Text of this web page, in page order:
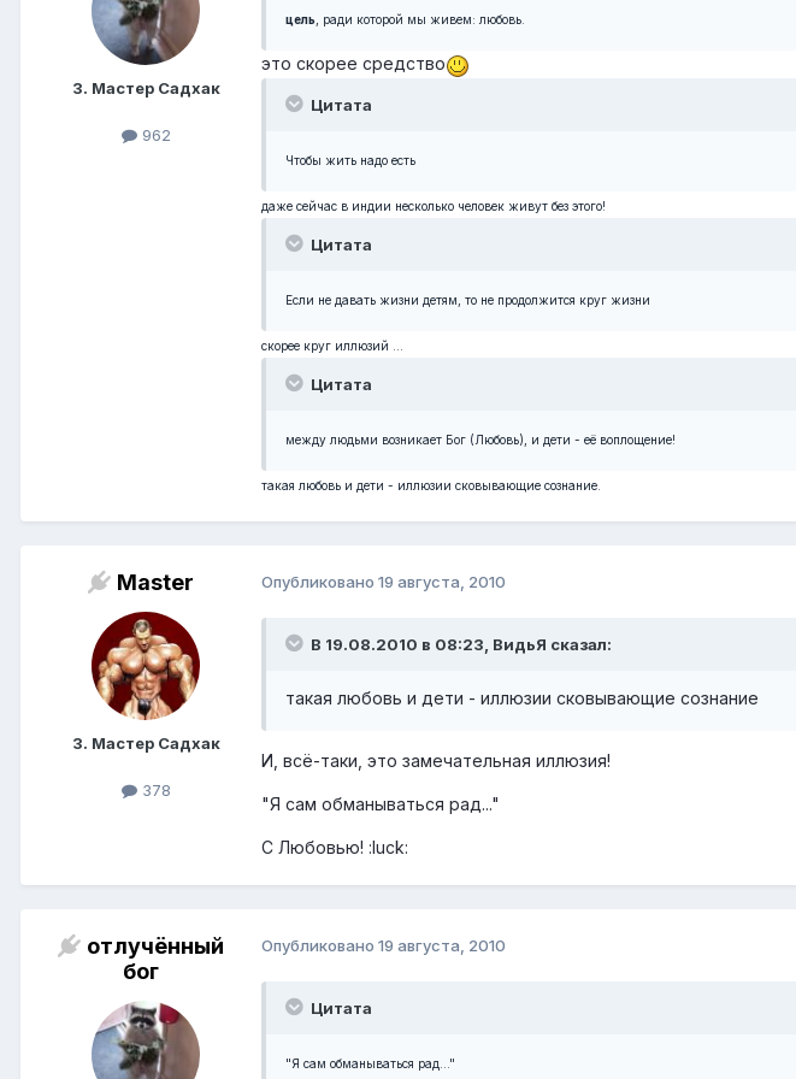
3. Мастер Садхак
962
цель , ради которой мы живем: любовь.
это скорее средство
Цитата
Чтобы жить надо есть
даже сейчас в индии несколько человек живут без этого!
Цитата
Если не давать жизни детям, то не продолжится круг жизни
скорее круг иллюзий ...
Цитата
между людьми возникает Бог (Любовь), и дети - её воплощение!
такая любовь и дети - иллюзии сковывающие сознание.
Master
3. Мастер Садхак
378
Опубликовано 19 августа, 2010
В 19.08.2010 в 08:23, ВидьЯ сказал:
такая любовь и дети - иллюзии сковывающие сознание
И, всё-таки, это замечательная иллюзия!
"Я сам обманываться рад..."
С Любовью! :luck:
отлучённый
бог
Опубликовано 19 августа, 2010
Цитата
"Я сам обманываться рад..."